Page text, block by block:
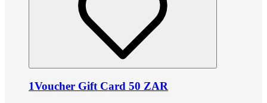
1Voucher Gift Card 50 ZAR